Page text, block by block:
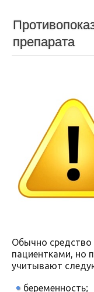
препарата
Обычно средство
пациентками, но
учитывают
беременность;